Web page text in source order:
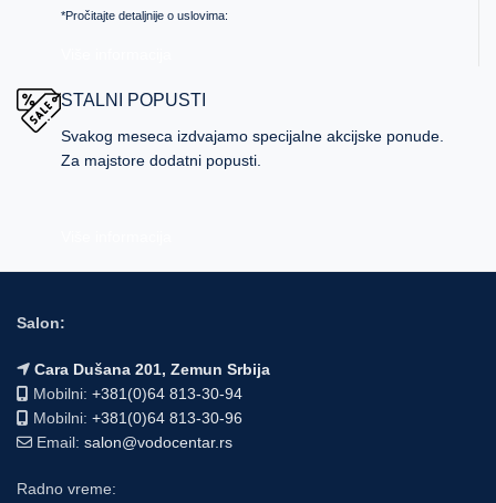
*Pročitajte detaljnije o uslovima:
STALNI POPUSTI
Svakog meseca izdvajamo specijalne akcijske ponude.
Za majstore dodatni popusti.
Salon:
Cara Dušana 201, Zemun Srbija
Mobilni: +381(0)64 813-30-94
Mobilni: +381(0)64 813-30-96
Email: salon@vodocentar.rs
Radno vreme: